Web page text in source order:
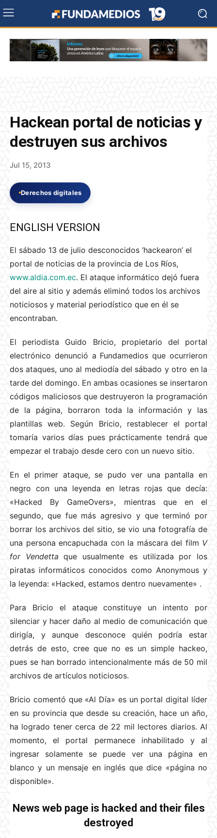
Hackean portal de noticias y
destruyen sus archivos
Jul 15, 2013
Derechos digitales
ENGLISH VERSION
El sábado 13 de julio desconocidos ‘hackearon’ el
portal de noticias de la provincia de Los Ríos,
www.aldia.com.ec. El ataque informático dejó fuera
del aire al sitio y además eliminó todos los archivos
noticiosos y material periodístico que en él se
encontraban.
El periodista Guido Bricio, propietario del portal
electrónico denunció a Fundamedios que ocurrieron
dos ataques, uno al mediodía del sábado y otro en la
tarde del domingo. En ambas ocasiones se insertaron
códigos maliciosos que destruyeron la programación
de la página, borraron toda la información y las
plantillas web. Según Bricio, restablecer el portal
tomaría varios días pues prácticamente tendrá que
empezar el trabajo desde cero con un nuevo sitio.
En el primer ataque, se pudo ver una pantalla en
negro con una leyenda en letras rojas que decía:
«Hacked By GameOvers», mientras que en el
segundo, que fue más agresivo y que terminó por
borrar los archivos del sitio, se vio una fotografía de
una persona encapuchada con la máscara del film V
for Vendetta que usualmente es utilizada por los
piratas informáticos conocidos como Anonymous y
la leyenda: «Hacked, estamos dentro nuevamente» .
Para Bricio el ataque constituye un intento por
silenciar y hacer daño al medio de comunicación que
dirigía, y aunque desconoce quién podría estar
detrás de esto, cree que no es un simple hackeo,
pues se han borrado intencionalmente más de 50 mil
archivos de artículos noticiosos.
Bricio comentó que «Al Día» es un portal digital líder
en su provincia que desde su creación, hace un año,
ha logrado tener cerca de 22 mil lectores diarios. Al
momento, el portal permanece inhabilitado y al
ingresar solamente se puede ver una página en
blanco y un mensaje en inglés que dice «página no
disponible».
News web page is hacked and their files
destroyed